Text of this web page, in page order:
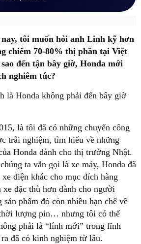
nay, tôi muốn hỏi anh Linh kỹ hơn
chiếm 70-80% thị phần tại Việt
đến tận bây giờ, Honda mới
nghiêm túc?
là Honda không phải đến bây giờ
là tôi đã có những chuyến công
trải nghiệm, tìm hiểu về những
Honda dành cho thị trường Nhật.
ta vẫn gọi là xe máy, Honda đã
điện khác cho mục đích hàng
xe đặc thù hơn dành cho người
phẩm đó còn nhiều hạn chế về
lượng pin… nhưng tôi có thể
phải là “lính mới” trong lĩnh
đã có kinh nghiệm từ lâu.